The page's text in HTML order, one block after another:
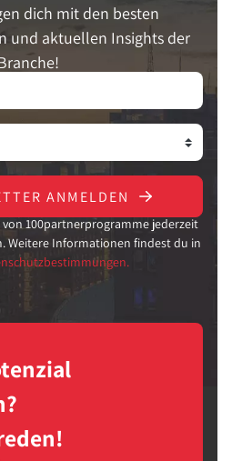
dich mit den besten
und aktuellen Insights der
ANMELDEN
100partnerprogramme jederzeit
Weitere Informationen findest du in